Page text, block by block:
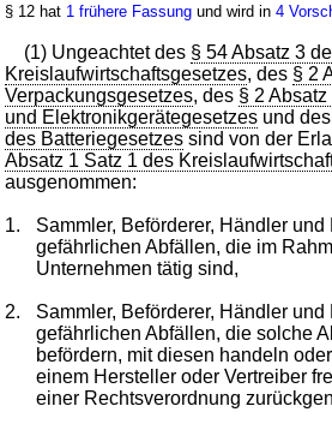
§ 12 hat 1 frühere Fassung und wird in4
(1) Ungeachtet des § 54 Absatz 3
Kreislaufwirtschaftsgesetzes, des § 2
Verpackungsgesetzes, des § 2
und Elektronikgerätegesetzes und des
des Batteriegesetzes sind von der
Absatz 1 Satz 1 des
ausgenommen:
1.
Sammler, Beförderer, Händler und
gefährlichen Abfällen, die im
Unternehmen tätig sind,
2.
Sammler, Beförderer, Händler und
gefährlichen Abfällen, die solche
befördern, mit diesen handeln
einem Hersteller oder Vertreiber
einer Rechtsverordnung